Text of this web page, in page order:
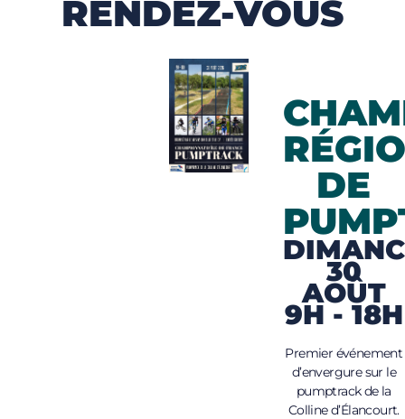
RENDEZ-VOUS
DE
30
AOÛT
9H - 18H
Premier événement
d’envergure sur le
pumptrack de la
Colline d’Élancourt.